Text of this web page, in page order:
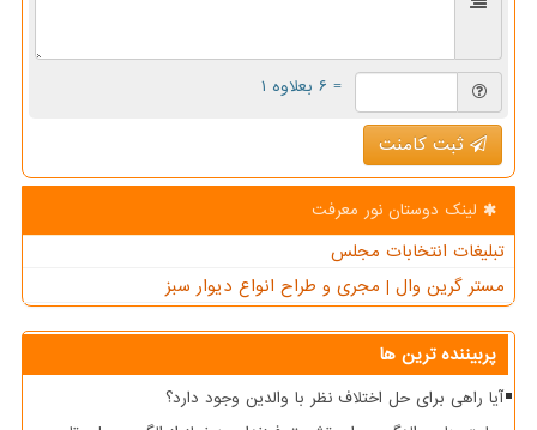
= ۶ بعلاوه ۱
ثبت کامنت
لینک دوستان نور معرفت
تبلیغات انتخابات مجلس
مستر گرین وال | مجری و طراح انواع دیوار سبز
پربیننده ترین ها
آیا راهی برای حل اختلاف نظر با والدین وجود دارد؟